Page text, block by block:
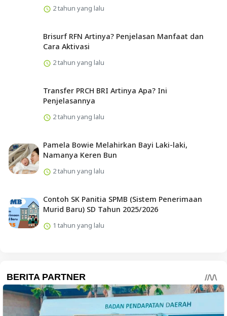
2 tahun yang lalu
Brisurf RFN Artinya? Penjelasan Manfaat dan
Cara Aktivasi
2 tahun yang lalu
Transfer PRCH BRI Artinya Apa? Ini
Penjelasannya
2 tahun yang lalu
Pamela Bowie Melahirkan Bayi Laki-laki,
Namanya Keren Bun
2 tahun yang lalu
Contoh SK Panitia SPMB (Sistem Penerimaan
Murid Baru) SD Tahun 2025/2026
1 tahun yang lalu